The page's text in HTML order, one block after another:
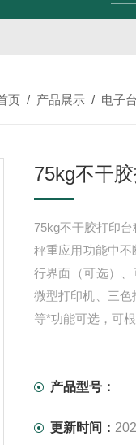
页 / 产品展示 / 电子
75kg不干
75kg不干胶打印台
秤重应用功能中不
行界面（可选）、
微型打印机、三
等*功能可选，可
产品型号：
更新时间：